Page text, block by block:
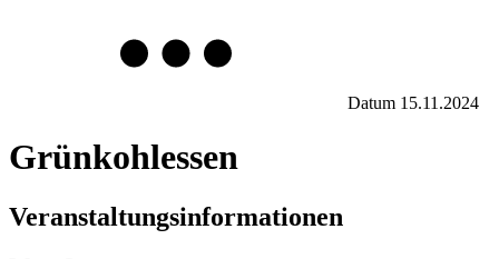
Datum 15.11.2024
Grünkohlessen
Veranstaltungsinformationen